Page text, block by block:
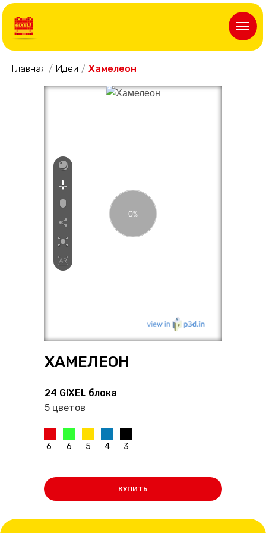
Главная / Идеи / Хамелеон
4
5
6
6
КУПИТЬ
24 GIXEL блока
ХАМЕЛЕОН
5 цветов
3
GIXELI